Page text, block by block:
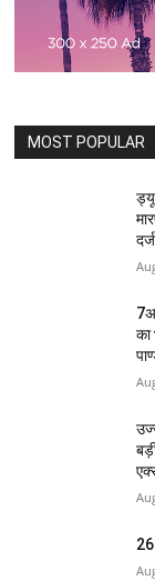
MOST POPULAR
दर्ज
का
26